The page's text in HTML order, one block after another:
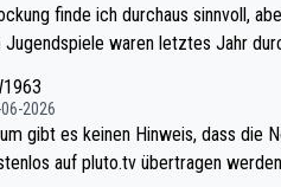
finde ich durchaus sinnvoll,
ändert die automatische
sie wollen damit für nächste
2026
auf pluto.tv übertragen